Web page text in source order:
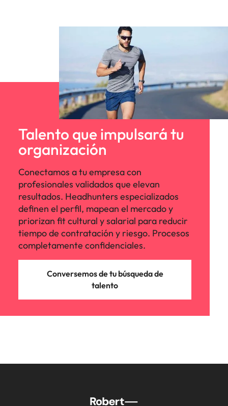
Talento que impulsará tu
organización
Conectamos a tu empresa con
profesionales validados que elevan
resultados. Headhunters especializados
definen el perfil, mapean el mercado y
priorizan fit cultural y salarial para reducir
tiempo de contratación y riesgo. Procesos
completamente confidenciales.
Conversemos de tu búsqueda de
talento